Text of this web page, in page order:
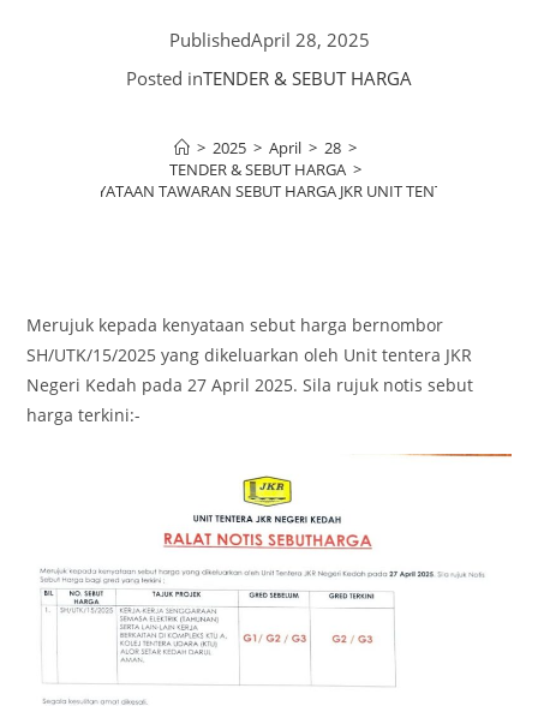
PublishedApril 28, 2025
Posted inTENDER & SEBUT HARGA
> 2025 > April > 28 >
TENDER & SEBUT HARGA >
KENYATAAN TAWARAN SEBUT HARGA JKR UNIT TENTERA
Merujuk kepada kenyataan sebut harga bernombor
SH/UTK/15/2025 yang dikeluarkan oleh Unit tentera JKR
Negeri Kedah pada 27 April 2025. Sila rujuk notis sebut
harga terkini:-